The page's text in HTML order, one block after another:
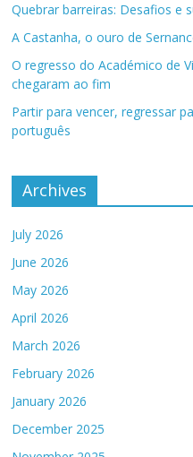
Quebrar barreiras: Desafios e
A Castanha, o ouro de
O regresso do Académico de
chegaram ao fim
Partir para vencer, regressar
português
Archives
July 2026
June 2026
May 2026
April 2026
March 2026
February 2026
January 2026
December 2025